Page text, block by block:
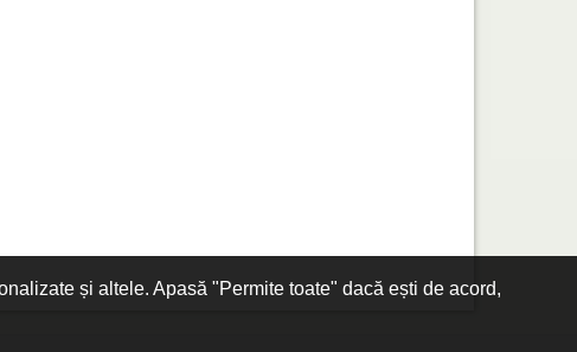
și altele. Apasă "Permite toate" dacă ești de acord,